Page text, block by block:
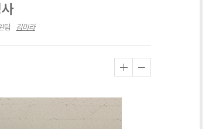
팀 김미라